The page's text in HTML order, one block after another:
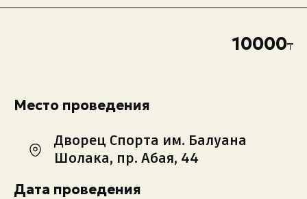
10000
Место проведения
Дворец Спорта им. Балуана
Шолака, пр. Абая, 44
Дата проведения
C
Экстренные номера